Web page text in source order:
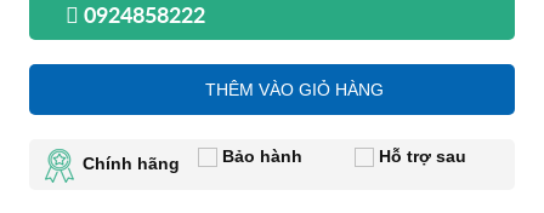
0924858222
THÊM VÀO GIỎ HÀNG
Chính hãng Bảo hành Hỗ trợ sau